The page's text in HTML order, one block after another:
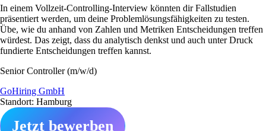
In einem Vollzeit-Controlling-Interview könnten dir Fallstudien
präsentiert werden, um deine Problemlösungsfähigkeiten zu testen.
Übe, wie du anhand von Zahlen und Metriken Entscheidungen treffen
würdest. Das zeigt, dass du analytisch denkst und auch unter Druck
fundierte Entscheidungen treffen kannst.
Senior Controller (m/w/d)
GoHiring GmbH
Standort: Hamburg
Jetzt bewerben